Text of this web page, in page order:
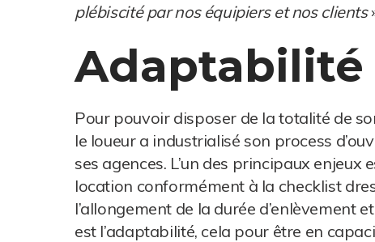
plébiscité par nos équipiers et nos clients
Adaptabilité
Pour pouvoir disposer de la totalité de
le loueur a industrialisé son process
ses agences. L’un des principaux enjeux
location conformément à la checklist
l’allongement de la durée d’enlèvement
est l’adaptabilité, cela pour être en